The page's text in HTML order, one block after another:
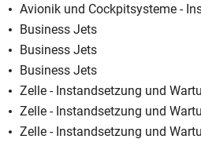
Avionik und Cockpitsysteme -
Business Jets
Business Jets
Business Jets
Zelle - Instandsetzung und
Zelle - Instandsetzung und
Zelle - Instandsetzung und